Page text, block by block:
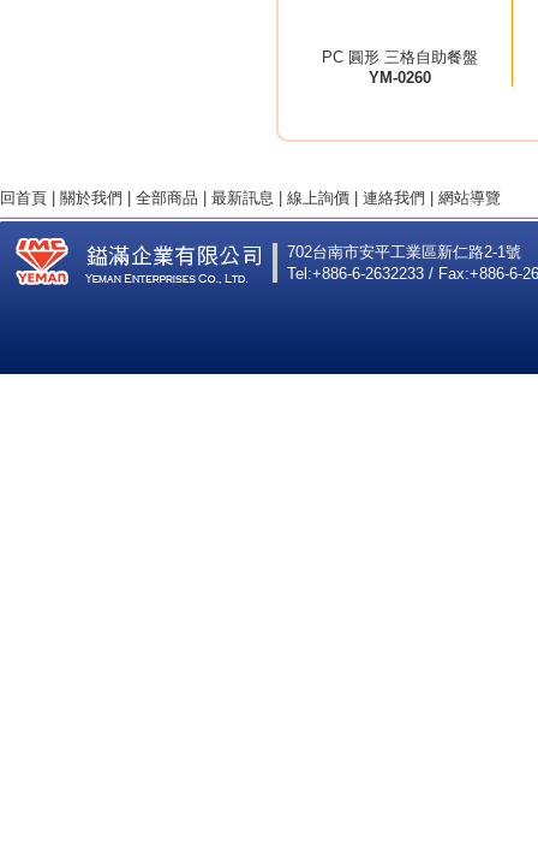
PC 圓形 三格自助餐盤
YM-0260
回首頁 關於我們 全部商品 最新訊息 線上詢價 連絡我們 網站導覽
702台南市安平工業區新仁路2-1號
Tel:+886-6-2632233 / Fax:+886-6-